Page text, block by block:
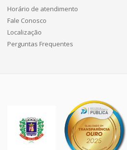
Horário de atendimento
Fale Conosco
Localização
Perguntas Frequentes